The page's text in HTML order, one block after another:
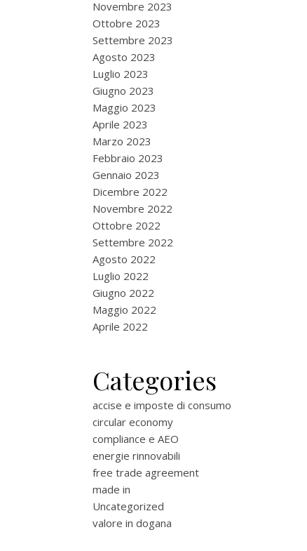
Novembre 2023
Ottobre 2023
Settembre 2023
Agosto 2023
Luglio 2023
Giugno 2023
Maggio 2023
Aprile 2023
Marzo 2023
Febbraio 2023
Gennaio 2023
Dicembre 2022
Novembre 2022
Ottobre 2022
Settembre 2022
Agosto 2022
Luglio 2022
Giugno 2022
Maggio 2022
Aprile 2022
Categories
accise e imposte di consumo
circular economy
compliance e AEO
energie rinnovabili
free trade agreement
made in
Uncategorized
valore in dogana